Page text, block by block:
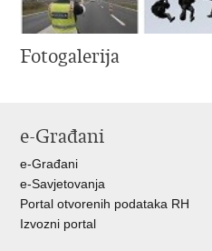
Fotogalerija
e-Građani
e-Građani
e-Savjetovanja
Portal otvorenih podataka RH
Izvozni portal